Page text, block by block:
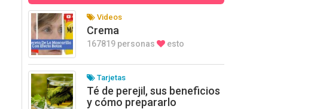
Videos
Crema
167819 personas esto
Tarjetas
Té de perejil, sus beneficios
y cómo prepararlo